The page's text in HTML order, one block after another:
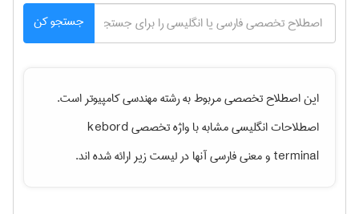
جستجو کن
این اصطلاح تخصصی مربوط به رشتهمهندسی كامپيوتراست.
اصطلاحات انگلیسی مشابه با واژه تخصصیkebord
terminalو معنی فارسی آنها در لیست زیر ارائه شده اند.